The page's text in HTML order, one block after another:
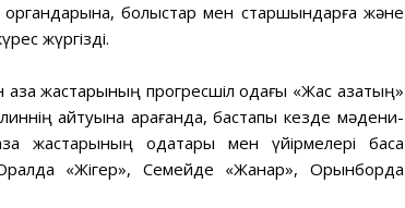
органдарына, болыстар мен старшындарға және
жүргізді.
жастарының прогресшіл одағы «Жас қазақтың»
айтуына қарағанда, бастапқы кезде мәдени-
жастарының одақтары мен үйірмелері басқа
«Жігер», Семейде «Жанар», Орынборда